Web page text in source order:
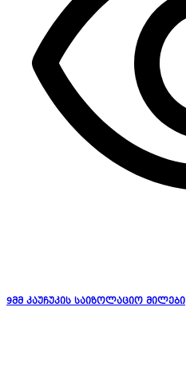
9მმ კაუჩუკის საიზოლაციო მილები